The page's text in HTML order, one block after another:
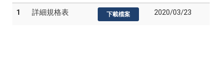
1 詳細規格表 下載檔案 2020/03/23